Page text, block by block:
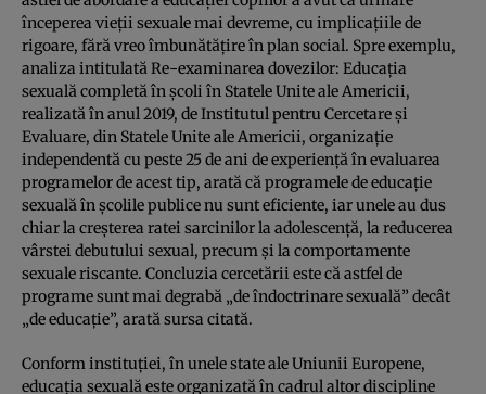
începerea vieţii sexuale mai devreme, cu implicaţiile de
rigoare, fără vreo îmbunătăţire în plan social. Spre exemplu,
analiza intitulată Re-examinarea dovezilor: Educaţia
sexuală completă în şcoli în Statele Unite ale Americii,
realizată în anul 2019, de Institutul pentru Cercetare şi
Evaluare, din Statele Unite ale Americii, organizaţie
independentă cu peste 25 de ani de experienţă în evaluarea
programelor de acest tip, arată că programele de educaţie
sexuală în şcolile publice nu sunt eficiente, iar unele au dus
chiar la creşterea ratei sarcinilor la adolescenţă, la reducerea
vârstei debutului sexual, precum şi la comportamente
sexuale riscante. Concluzia cercetării este că astfel de
programe sunt mai degrabă „de îndoctrinare sexuală” decât
„de educaţie”, arată sursa citată.
Conform instituţiei, în unele state ale Uniunii Europene,
educaţia sexuală este organizată în cadrul altor discipline